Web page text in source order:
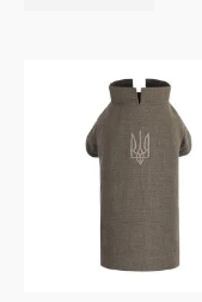
цін:
від
₴810
товар
кілька